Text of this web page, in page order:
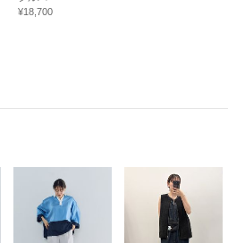
¥18,700